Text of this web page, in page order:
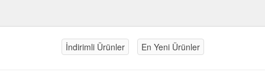
İndirimli Ürünler En Yeni Ürünler